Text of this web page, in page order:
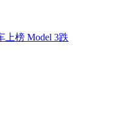
上榜 Model 3跌